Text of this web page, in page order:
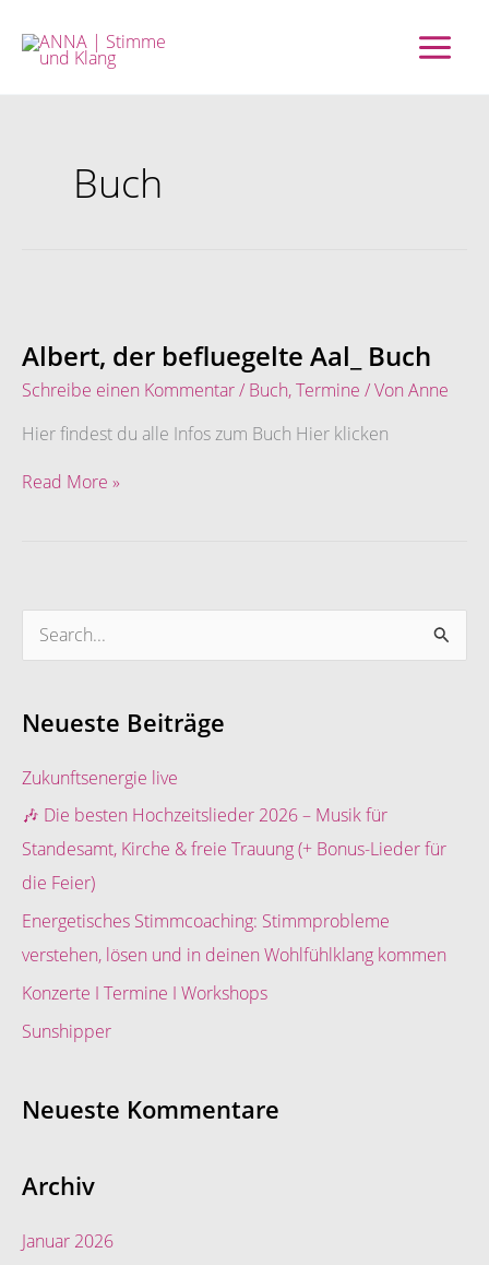
Inhalt
springen
Buch
Albert, der befluegelte Aal_ Buch
Schreibe einen Kommentar/ Buch,Termine / Von Anne
Hier findest du alle Infos zum Buch Hier klicken
befluegelte
Aal_
Buch
Read More »
h
e
n
n
a
c
Neueste Beiträge
Zukunftsenergie live
🎶 Die besten Hochzeitslieder 2026 – Musik für
Standesamt, Kirche & freie Trauung (+ Bonus-Lieder für
die Feier)
Energetisches Stimmcoaching: Stimmprobleme
verstehen, lösen und in deinen Wohlfühlklang kommen
Konzerte I Termine I Workshops
Sunshipper
Neueste Kommentare
Archiv
Januar 2026